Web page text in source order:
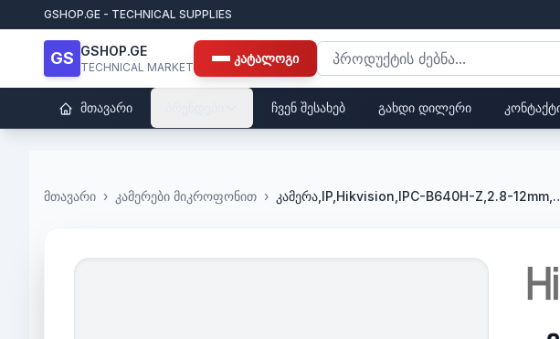
GSHOP.GE - TECHNICAL SUPPLIES
GS GSHOP.GE
TECHNICAL MARKET
კატალოგი
მთავარი ჩვენ შესახებ გახდი დილერი
მთავარი › კამერები მიკროფონით › კამერა,IP,Hikvision,IPC-